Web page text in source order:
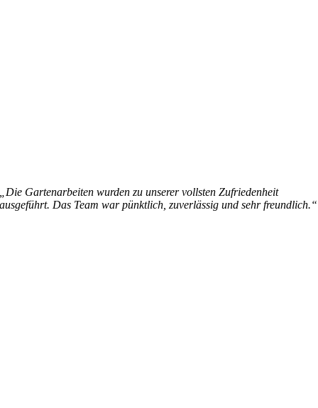
„Die Gartenarbeiten wurden zu unserer vollsten Zufriedenheit
ausgeführt. Das Team war pünktlich, zuverlässig und sehr freundlich.“